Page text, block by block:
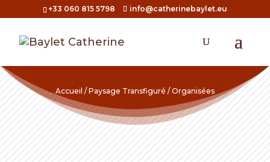
+33 060 815 5798 info@catherinebaylet.eu
Accueil / Paysage Transfiguré / Organisées